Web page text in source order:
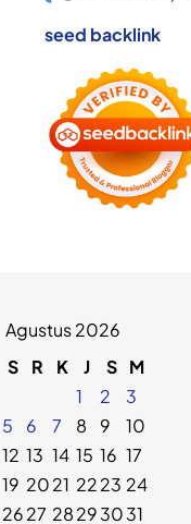
seed backlink
Agustus 2026
S R K J S M
1
2
3
5 6 7 8 9
10
12 13 14 15 16 17
19 2021 2223 24
2627 28293031